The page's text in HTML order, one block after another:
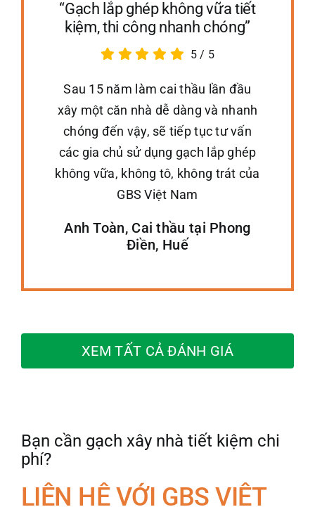
“Gạch lắp ghép không vữa tiết
kiệm, thi công nhanh chóng”
5/ 5
Sau 15 năm làm cai thầu lần đầu
xây một căn nhà dễ dàng và nhanh
chóng đến vậy, sẽ tiếp tục tư vấn
các gia chủ sử dụng gạch lắp ghép
không vữa, không tô, không trát của
GBS Việt Nam
Anh Toàn, Cai thầu tại Phong
Điền, Huế
XEM TẤT CẢ ĐÁNH GIÁ
Bạn cần gạch xây nhà tiết kiệm chi
phí?
LIÊN HỆ VỚI GBS VIỆT